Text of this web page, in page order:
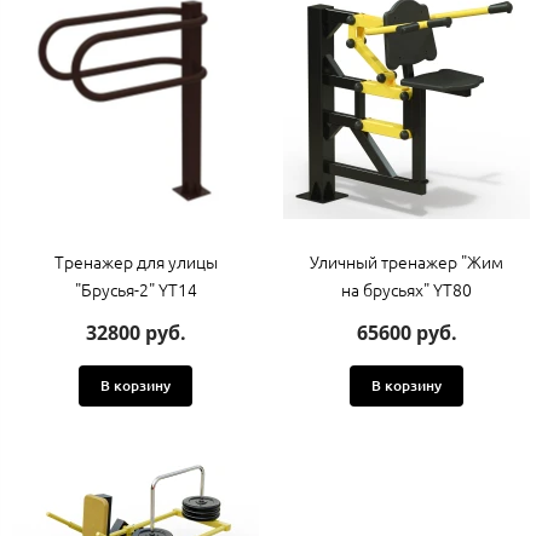
Тренажер для улицы
"Брусья-2" YT14
32800 руб.
В корзину
Уличный тренажер "Жим
на брусьях" YT80
65600 руб.
В корзину